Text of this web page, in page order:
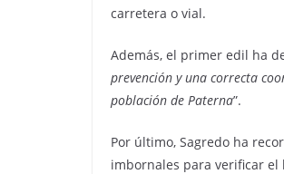
carretera o vial.
Además, el primer edil ha
prevención y una correcta
población de Paterna”.
Por último, Sagredo ha
imbornales para verificar